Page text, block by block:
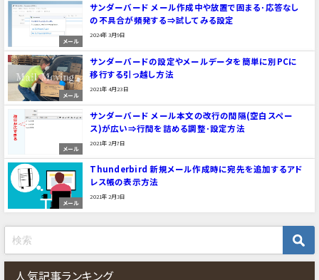
メール
サンダーバード メール作成中や放置で固まる･応答なし
の不具合が頻発する⇒試してみる設定
2024年3月9日
メール
サンダーバードの設定やメールデータを簡単に別PCに
移行する引っ越し方法
2021年4月23日
メール
サンダーバード メール本文の改行の間隔(空白スペー
ス)が広い⇒行間を詰める調整･設定方法
2021年2月7日
メール
Thunderbird 新規メール作成時に宛先を追加するアド
レス帳の表示方法
2021年2月3日
人気記事ランキング